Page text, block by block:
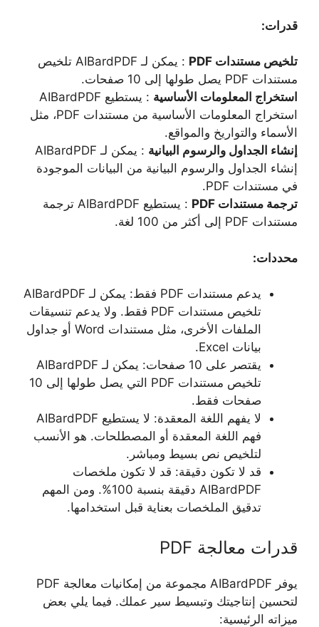
قدرات:
تلخيص مستندات PDF
: يمكن لـ AIBardPDF تلخيص
مستندات PDF يصل طولها إلى 10 صفحات.
استخراج المعلومات الأساسية
: يستطيع AIBardPDF
استخراج المعلومات الأساسية من مستندات PDF، مثل
الأسماء والتواريخ والمواقع.
إنشاء الجداول والرسوم البيانية
: يمكن لـ AIBardPDF
إنشاء الجداول والرسوم البيانية من البيانات الموجودة
في مستندات PDF.
ترجمة مستندات PDF
: يستطيع AIBardPDF ترجمة
مستندات PDF إلى أكثر من 100 لغة.
محددات:
يدعم مستندات PDF فقط: يمكن لـ AIBardPDF
تلخيص مستندات PDF فقط. ولا يدعم تنسيقات
الملفات الأخرى، مثل مستندات Word أو جداول
بيانات Excel.
يقتصر على 10 صفحات: يمكن لـ AIBardPDF
تلخيص مستندات PDF التي يصل طولها إلى 10
صفحات فقط.
لا يفهم اللغة المعقدة: لا يستطيع AIBardPDF
فهم اللغة المعقدة أو المصطلحات. هو الأنسب
لتلخيص نص بسيط ومباشر.
قد لا تكون دقيقة: قد لا تكون ملخصات
AIBardPDF دقيقة بنسبة 100%. ومن المهم
تدقيق الملخصات بعناية قبل استخدامها.
قدرات معالجة PDF
يوفر AIBardPDF مجموعة من إمكانيات معالجة PDF
لتحسين إنتاجيتك وتبسيط سير عملك. فيما يلي بعض
ميزاته الرئيسية: